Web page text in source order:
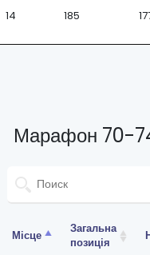
14 185
Марафон 70-
Місце
Загальна
позиція